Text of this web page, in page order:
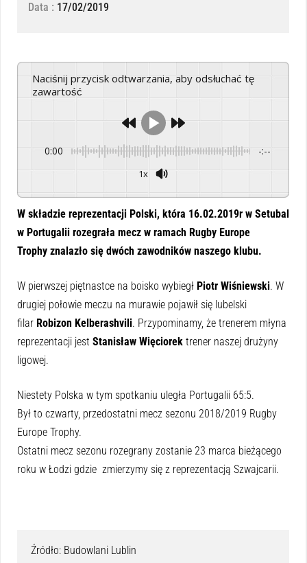
Data : 17/02/2019
Naciśnij przycisk odtwarzania, aby odsłuchać tę
zawartość
0:00 -:--
1x
W składzie reprezentacji Polski, która 16.02.2019r w Setubal
w Portugalii rozegrała mecz w ramach Rugby Europe
Trophy znalazło się dwóch zawodników naszego klubu.
W pierwszej piętnastce na boisko wybiegł Piotr Wiśniewski. W
drugiej połowie meczu na murawie pojawił się lubelski
filar Robizon Kelberashvili. Przypominamy, że trenerem młyna
reprezentacji jest Stanisław Więciorek trener naszej drużyny
ligowej.
Niestety Polska w tym spotkaniu uległa Portugalii 65:5.
Był to czwarty, przedostatni mecz sezonu 2018/2019 Rugby
Europe Trophy.
Ostatni mecz sezonu rozegrany zostanie 23 marca bieżącego
roku w Łodzi gdzie zmierzymy się z reprezentacją Szwajcarii.
Źródło: Budowlani Lublin